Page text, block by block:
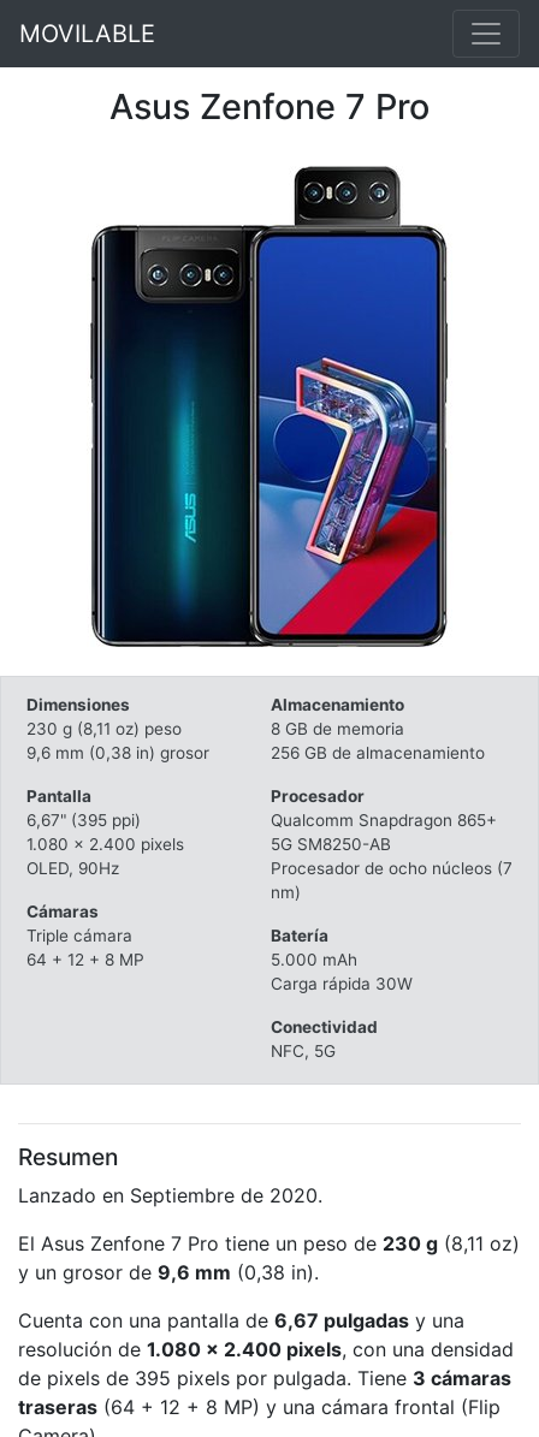
MOVILABLE
Asus Zenfone 7 Pro
Dimensiones
230 g (8,11 oz) peso
9,6 mm (0,38 in) grosor
Pantalla
6,67" (395 ppi)
1.080 x 2.400 pixels
OLED, 90Hz
Cámaras
Triple cámara
64 + 12 + 8 MP
Almacenamiento
8 GB de memoria
256 GB de almacenamiento
Procesador
Qualcomm Snapdragon 865+
5G SM8250-AB
Procesador de ocho núcleos (7
nm)
Batería
5.000 mAh
Carga rápida 30W
Conectividad
NFC, 5G
Resumen
Lanzado en Septiembre de 2020.
El Asus Zenfone 7 Pro tiene un peso de 230 g (8,11 oz)
y un grosor de 9,6 mm (0,38 in).
Cuenta con una pantalla de 6,67 pulgadas y una
resolución de 1.080 x 2.400 pixels, con una densidad
de pixels de 395 pixels por pulgada. Tiene 3 cámaras
traseras (64 + 12 + 8 MP) y una cámara frontal (Flip